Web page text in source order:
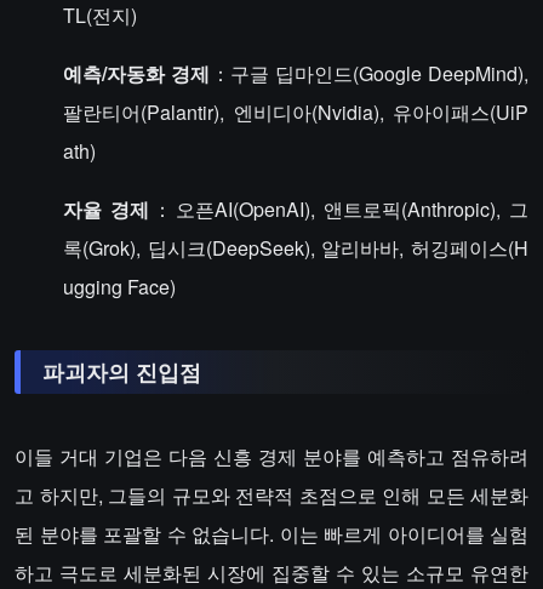
TL(전지)
예측/자동화 경제 ：구글 딥마인드(Google DeepMind),
팔란티어(Palantir), 엔비디아(Nvidia), 유아이패스(UiP
ath)
자율 경제 ：오픈AI(OpenAI), 앤트로픽(Anthropic), 그
록(Grok), 딥시크(DeepSeek), 알리바바, 허깅페이스(H
ugging Face)
파괴자의 진입점
이들 거대 기업은 다음 신흥 경제 분야를 예측하고 점유하려
고 하지만, 그들의 규모와 전략적 초점으로 인해 모든 세분화
된 분야를 포괄할 수 없습니다. 이는 빠르게 아이디어를 실험
하고 극도로 세분화된 시장에 집중할 수 있는 소규모 유연한